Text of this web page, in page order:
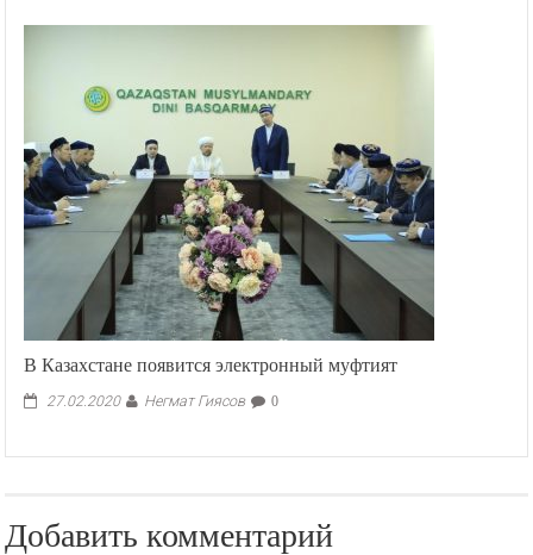
В Казахстане появится электронный муфтият
27.02.2020 Негмат Гиясов 0
Добавить комментарий